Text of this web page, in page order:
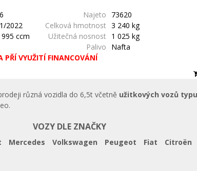
Najeto
73620
2022 Celková hmotnost 3 240 kg
995 ccm Užitečná nosnost
1 025 kg
Palivo
Nafta
PŘÍ VYUŽITÍ FINANCOVÁNÍ
různá vozidla do 6,5t včetně užitkových vozů
VOZY DLE ZNAČKY
Mercedes Volkswagen Peugeot Fiat Citroën